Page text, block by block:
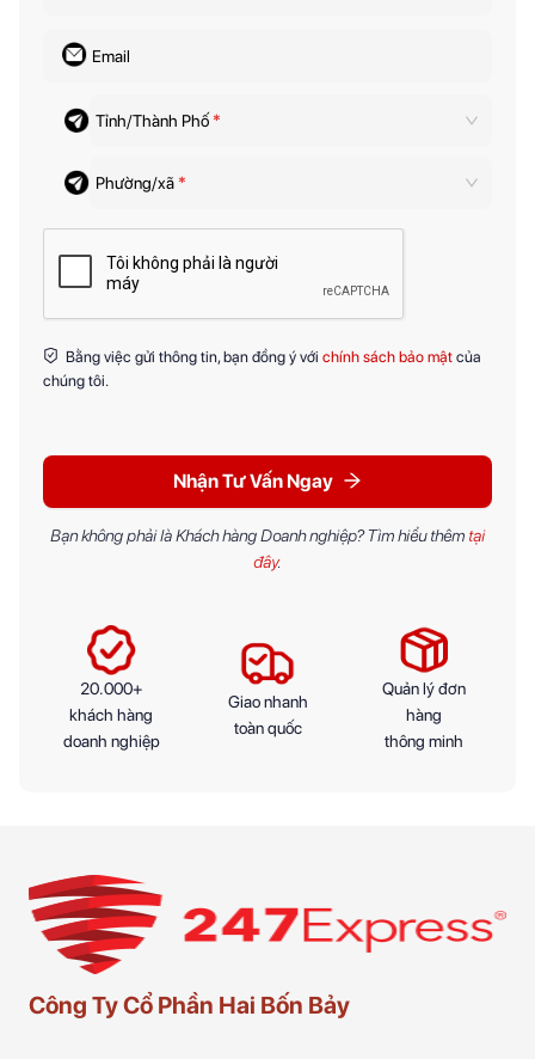
Email
Tỉnh/Thành Phố *
Phường/xã *
Bằng việc gửi thông tin, bạn đồng ý với chính sách bảo mật của
chúng tôi.
Nhận Tư Vấn Ngay
Bạn không phải là Khách hàng Doanh nghiệp? Tìm hiểu thêm tại
đây.
20.000+
khách hàng
doanh nghiệp
Giao nhanh
toàn quốc
Quản lý đơn
hàng
thông minh
Công Ty Cổ Phần Hai Bốn Bảy